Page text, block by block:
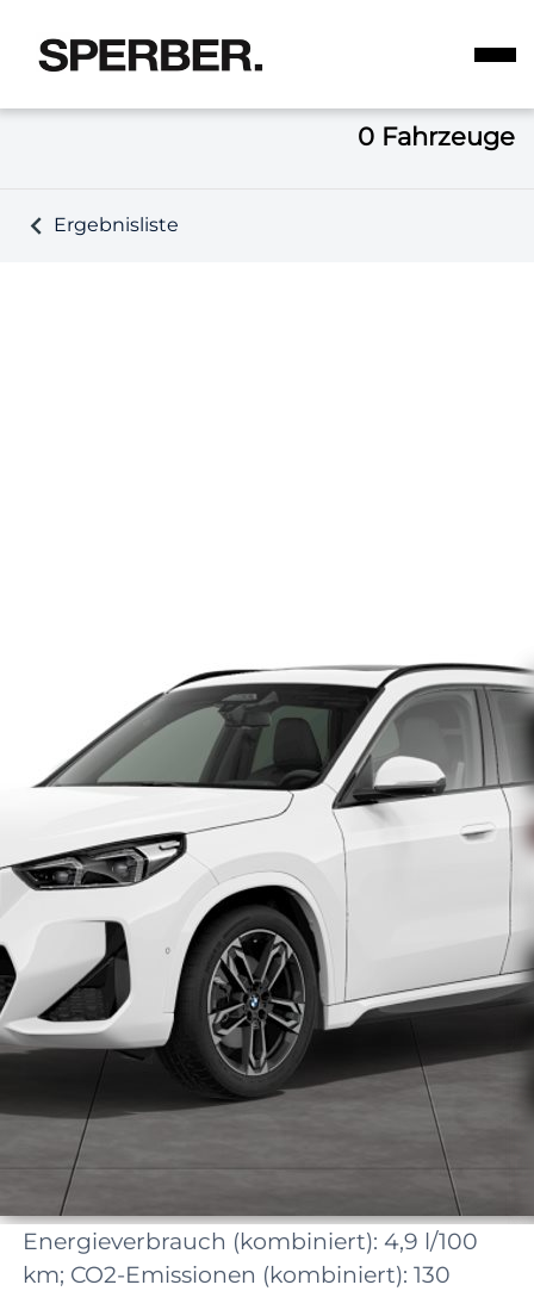
0 Fahrzeuge
Ergebnisliste
Energieverbrauch (kombiniert): 4,9 l/100
km; CO2-Emissionen (kombiniert): 130